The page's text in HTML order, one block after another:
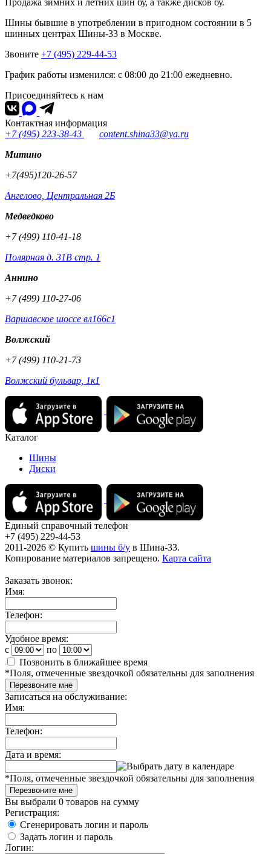
Продажа зимних и летних шин бу, а также дисков бу.
Шины бывшие в употреблении в пригодном состоянии в 5
шинных центрах Шины-33 в Москве.
Звоните +7 (495) 229-44-53
График работы изменился: с 08:00 до 21:00 ежедневно.
Присоединяйтесь к нам
Контактная информация
+7 (495) 223-38-43
content.shina33@ya.ru
Митино
+7(495)120-26-57
Ангелово, Центральная 2Б
Медведково
+7 (499) 110-41-18
Полярная д. 31В стр. 1
Аннино
+7 (499) 110-27-06
Варшавское шоссе вл166с1
Волжский
+7 (499) 110-21-73
Волжский бульвар, 1к1
Каталог
Шины
Диски
Единый справочный телефон
+7 (495) 229-44-53
2011-2026 © Купить шины б/у в Шина-33.
Копирование материалов запрещено. Карта сайта
Заказать звонок:
Имя:
Телефон:
Удобное время:
c
по
Позвонить в ближайшее время
*Поля, отмеченные звездочкой обязательны для заполнения
Перезвоните мне
Записаться на обслуживание:
Имя:
Телефон:
Дата и время:
*Поля, отмеченные звездочкой обязательны для заполнения
Перезвоните мне
Вы выбрали 0 товаров на сумму
Регистрация:
Сгенерировать логин и пароль
Задать логин и пароль
Логин: